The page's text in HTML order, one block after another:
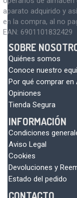
aparato adquirido y
en la compra, al no
EAN: 6901101832429
SOBRE
Quiénes somos
Conoce nuestro
Por qué comprar en
Opiniones
Tienda Segura
INFORMACIÓN
Condiciones
Aviso Legal
Cookies
Devoluciones y
Estado del pedido
CONTACTO